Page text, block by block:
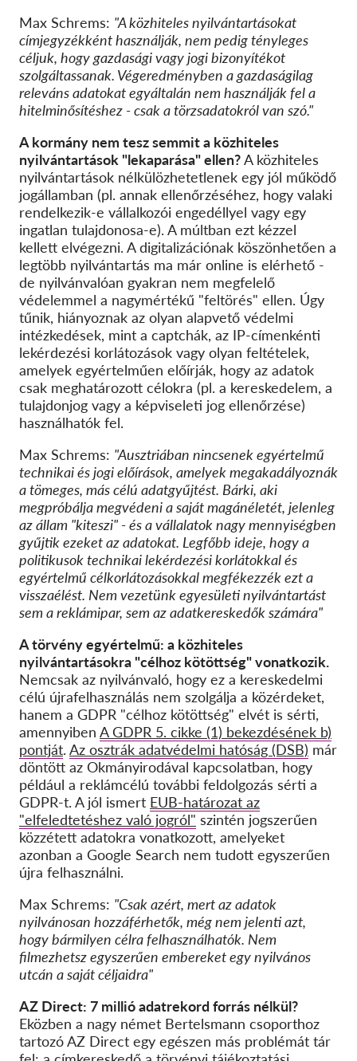
Max Schrems: "A közhiteles nyilvántartásokat
címjegyzékként használják, nem pedig tényleges
céljuk, hogy gazdasági vagy jogi bizonyítékot
szolgáltassanak. Végeredményben a gazdaságilag
releváns adatokat egyáltalán nem használják fel a
hitelminősítéshez - csak a törzsadatokról van szó."
A kormány nem tesz semmit a közhiteles
nyilvántartások "lekaparása" ellen?A közhiteles
nyilvántartások nélkülözhetetlenek egy jól működő
jogállamban (pl. annak ellenőrzéséhez, hogy valaki
rendelkezik-e vállalkozói engedéllyel vagy egy
ingatlan tulajdonosa-e). A múltban ezt kézzel
kellett elvégezni. A digitalizációnak köszönhetően a
legtöbb nyilvántartás ma már online is elérhető -
de nyilvánvalóan gyakran nem megfelelő
védelemmel a nagymértékű "feltörés" ellen. Úgy
tűnik, hiányoznak az olyan alapvető védelmi
intézkedések, mint a captchák, az IP-címenkénti
lekérdezési korlátozások vagy olyan feltételek,
amelyek egyértelműen előírják, hogy az adatok
csak meghatározott célokra (pl. a kereskedelem, a
tulajdonjog vagy a képviseleti jog ellenőrzése)
használhatók fel.
Max Schrems: "Ausztriában nincsenek egyértelmű
technikai és jogi előírások, amelyek megakadályoznák
a tömeges, más célú adatgyűjtést. Bárki, aki
megpróbálja megvédeni a saját magánéletét, jelenleg
az állam "kiteszi" - és a vállalatok nagy mennyiségben
gyűjtik ezeket az adatokat. Legfőbb ideje, hogy a
politikusok technikai lekérdezési korlátokkal és
egyértelmű célkorlátozásokkal megfékezzék ezt a
visszaélést. Nem vezetünk egyesületi nyilvántartást
sem a reklámipar, sem az adatkereskedők számára"
A törvény egyértelmű: a közhiteles
nyilvántartásokra "célhoz kötöttség" vonatkozik.
Nemcsak az nyilvánvaló, hogy ez a kereskedelmi
célú újrafelhasználás nem szolgálja a közérdeket,
hanem a GDPR "célhoz kötöttség" elvét is sérti,
amennyiben A GDPR 5. cikke (1) bekezdésének b)
pontját. Az osztrák adatvédelmi hatóság (DSB) már
döntött az Okmányirodával kapcsolatban, hogy
például a reklámcélú további feldolgozás sérti a
GDPR-t. A jól ismert EUB-határozat az
"elfeledtetéshez való jogról" szintén jogszerűen
közzétett adatokra vonatkozott, amelyeket
azonban a Google Search nem tudott egyszerűen
újra felhasználni.
Max Schrems: "Csak azért, mert az adatok
nyilvánosan hozzáférhetők, még nem jelenti azt,
hogy bármilyen célra felhasználhatók. Nem
filmezhetsz egyszerűen embereket egy nyilvános
utcán a saját céljaidra"
AZ Direct: 7 millió adatrekord forrás nélkül?
Eközben a nagy német Bertelsmann csoporthoz
tartozó AZ Direct egy egészen más problémát tár